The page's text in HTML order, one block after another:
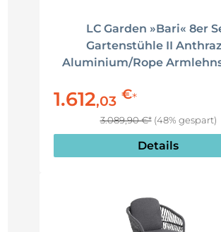
LC Garden »Bari« 8er
Gartenstühle II
Aluminium/Rope
1.612,03 €*
3.089,90 €* (48% gespart)
Details